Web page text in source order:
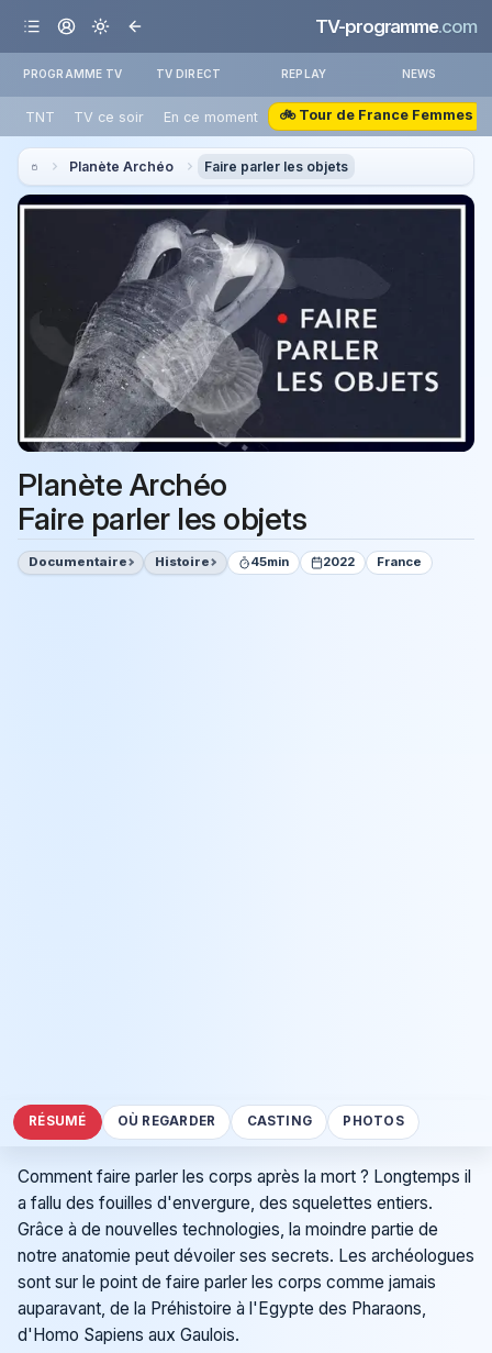
TV-programme.com
PROGRAMME TV TV DIRECT REPLAY NEWS
TNT TV ce soir En ce moment 🚲 Tour de France Femmes
Planète Archéo Faire parler les objets
Planète Archéo
Faire parler les objets
Documentaire Histoire 45min 2022 France
RÉSUMÉ OÙ REGARDER CASTING PHOTOS
Comment faire parler les corps après la mort ? Longtemps il
a fallu des fouilles d'envergure, des squelettes entiers.
Grâce à de nouvelles technologies, la moindre partie de
notre anatomie peut dévoiler ses secrets. Les archéologues
sont sur le point de faire parler les corps comme jamais
auparavant, de la Préhistoire à l'Egypte des Pharaons,
d'Homo Sapiens aux Gaulois.